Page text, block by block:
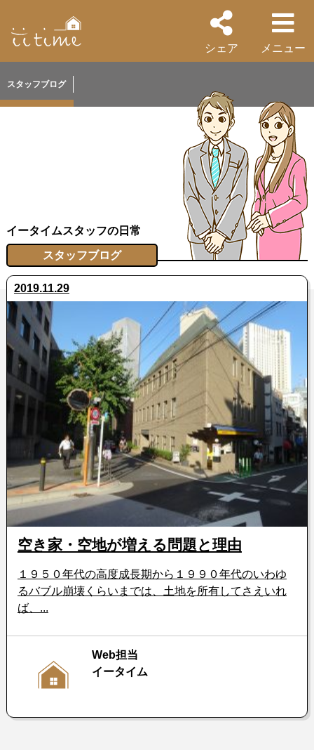
シェア メニュー
スタッフブログ
イータイムスタッフの日常
スタッフブログ
2019.11.29
空き家・空地が増える問題と理由
１９５０年代の高度成長期から１９９０年代のいわゆ
るバブル崩壊くらいまでは、土地を所有してさえいれ
ば、...
Web担当
イータイム